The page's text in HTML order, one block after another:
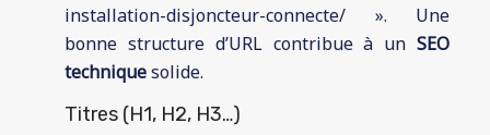
installation-disjoncteur-connecte/ ». Une
bonne structure d’URL contribue à un SEO
techniquesolide.
Titres (H1, H2, H3…)